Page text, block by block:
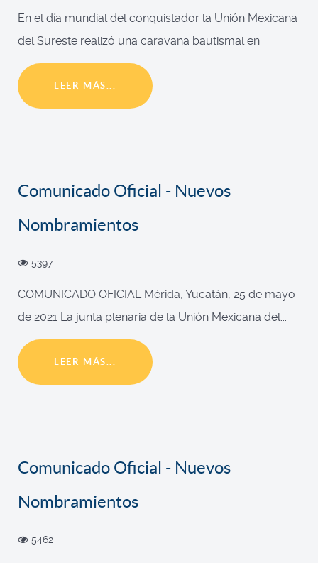
En el día mundial del conquistador la Unión Mexicana
del Sureste realizó una caravana bautismal en...
LEER MÁS...
Comunicado Oficial - Nuevos
Nombramientos
5397
COMUNICADO OFICIAL Mérida, Yucatán, 25 de mayo
de 2021 La junta plenaria de la Unión Mexicana del...
LEER MÁS...
Comunicado Oficial - Nuevos
Nombramientos
5462